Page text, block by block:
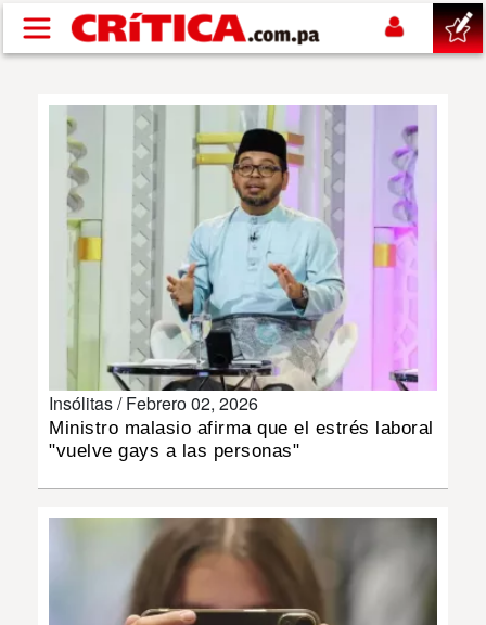
Pasar al contenido principal
SUCESOS
NACIONAL
DEPORTES
Insólitas /Febrero 02, 2026
Ministro malasio afirma que el estrés laboral
"vuelve gays a las personas"